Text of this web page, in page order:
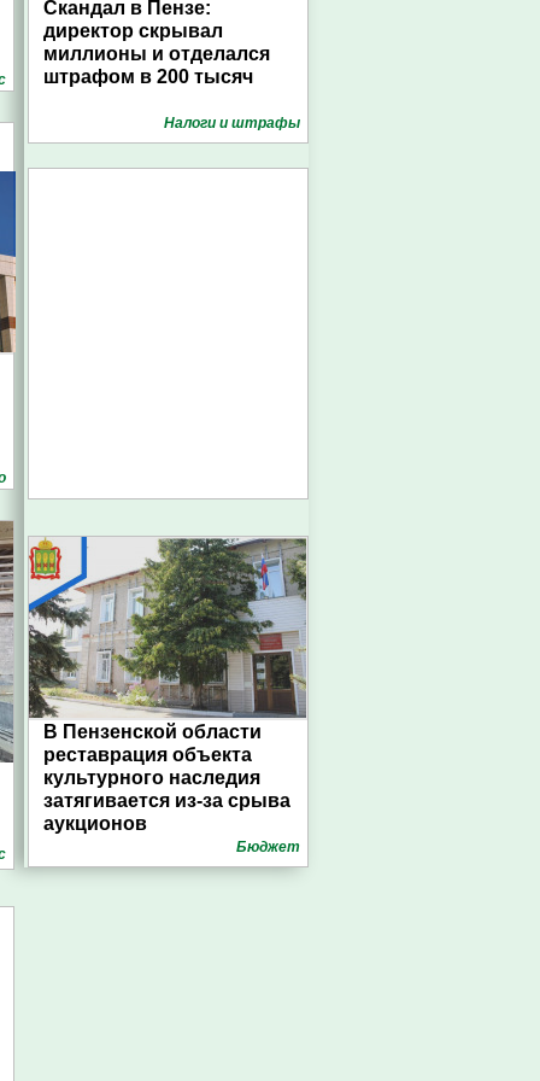
Скандал в Пензе:
директор скрывал
миллионы и отделался
штрафом в 200 тысяч
Налоги и штрафы
В Пензенской области
реставрация объекта
культурного наследия
затягивается из-за срыва
аукционов
Бюджет